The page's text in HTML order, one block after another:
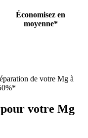
Économisez en
moyenne*
de votre Mg à
votre Mg